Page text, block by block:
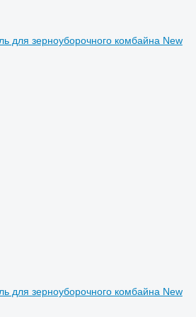
для зерноуборочного комбайна New
для зерноуборочного комбайна New